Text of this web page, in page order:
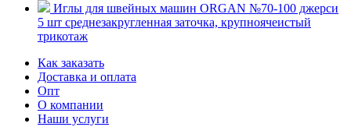
Иглы для швейных машин ORGAN №70-100 джерси
5 шт среднезакругленная заточка, крупноячеистый
трикотаж
Как заказать
Доставка и оплата
Опт
О компании
Наши услуги